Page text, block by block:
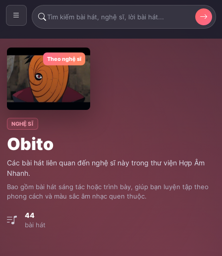
Theo nghệ sĩ
NGHỆ SĨ
Obito
Các bài hát liên quan đến nghệ sĩ này trong thư viện Hợp Âm
Nhanh.
Bao gồm bài hát sáng tác hoặc trình bày, giúp bạn luyện tập theo
phong cách và màu sắc âm nhạc quen thuộc.
44
bài hát